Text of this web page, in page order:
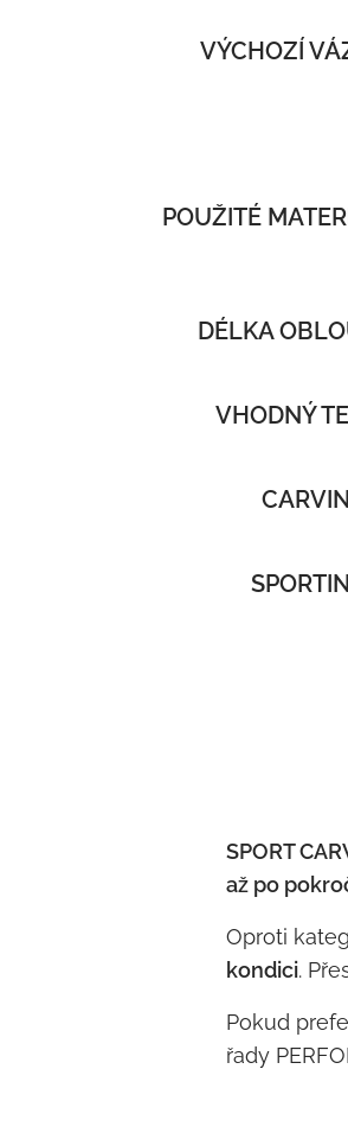
VÝCHOZÍ
POUŽITÉ
DÉLKA
VHODNÝ
SPORT
až po
Oproti
kondici.
Pokud
řady